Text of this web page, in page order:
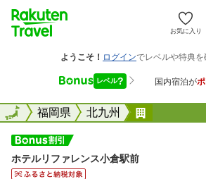
お気に入り
全国福岡県 北九州
全国
ホテルリファレンス小倉駅前